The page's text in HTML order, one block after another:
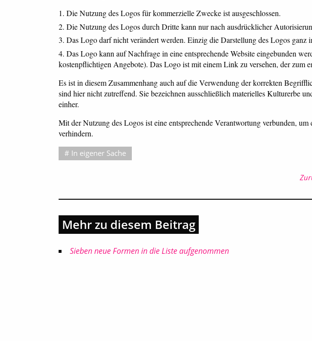
Die Nutzung des Logos für kommerzielle Zwecke ist ausgeschlossen.
Die Nutzung des Logos durch Dritte kann nur nach ausdrücklicher
Das Logo darf nicht verändert werden. Einzig die Darstellung des Logos
Das Logo kann auf Nachfrage in eine entsprechende Website eingebunden
kostenpflichtigen Angebote). Das Logo ist mit einem Link zu versehen, der zum
Es ist in diesem Zusammenhang auch auf die Verwendung der korrekten
sind hier nicht zutreffend. Sie bezeichnen ausschließlich materielles Kulturerbe
einher.
Mit der Nutzung des Logos ist eine entsprechende Verantwortung verbunden,
verhindern.
In eigener Sache
Mehr zu diesem Beitrag
Sieben neue Formen in die Liste aufgenommen